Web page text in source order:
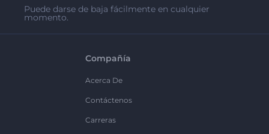
Puede darse de baja fácilmente en cualquier
momento.
Compañía
Acerca De
Contáctenos
Carreras